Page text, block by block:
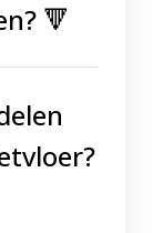
🔻